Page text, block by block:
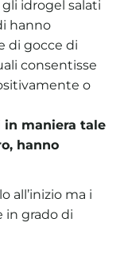
idrogel salati
hanno
di gocce di
consentisse
o
maniera tale
hanno
all’inizio ma i
in grado di